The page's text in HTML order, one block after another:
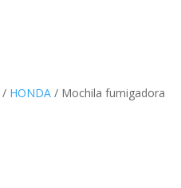
/ HONDA / Mochila fumigadora